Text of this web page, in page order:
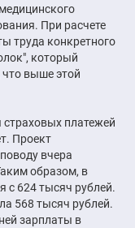
При расчете
труда конкретного
который
что выше этой
страховых платежей
Проект
вчера
образом, в
с 624 тысяч рублей.
568 тысяч рублей.
зарплаты в